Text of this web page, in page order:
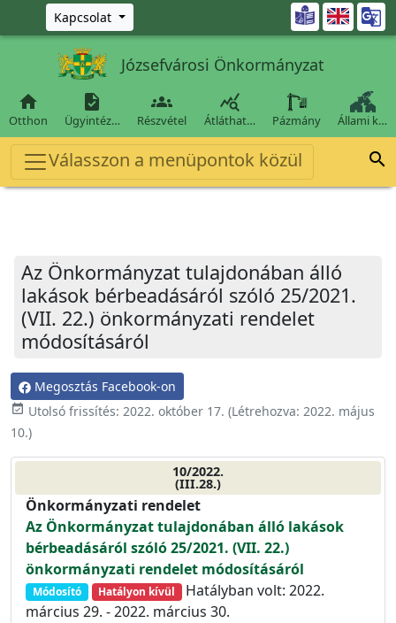
Ugrás a fő tartalomra
Kapcsolat 
Józsefvárosi Önkormányzat

Otthon

Ügyintéz…

Részvétel

Átláthat… Pázmány Állami k…
Válasszon a menüpontok közül 
Az Önkormányzat tulajdonában álló
lakások bérbeadásáról szóló 25/2021.
(VII. 22.) önkormányzati rendelet
módosításáról
Megosztás Facebook-on
event_available Utolsó frissítés: 2022. október 17. (Létrehozva: 2022. május
10.)
10/2022.
(III.28.)
Önkormányzati rendelet
Az Önkormányzat tulajdonában álló lakások
bérbeadásáról szóló 25/2021. (VII. 22.)
önkormányzati rendelet módosításáról
Módosító Hatályon kívül
Hatályban volt: 2022.
március 29. - 2022. március 30.